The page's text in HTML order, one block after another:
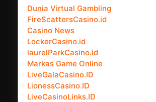
Dunia Virtual Gambling
FireScattersCasino.id
Casino News
LockerCasino.id
laurelParkCasino.id
Markas Game Online
LiveGalaCasino.ID
LionessCasino.ID
LiveCasinoLinks.ID